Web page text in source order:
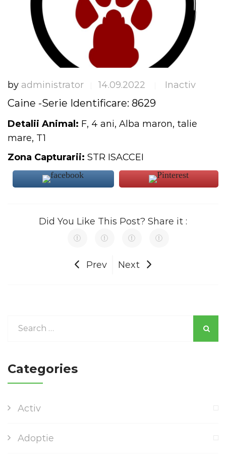
by administrator 14.09.2022 Inactiv
Caine -Serie Identificare: 8629
Detalii Animal: F, 4 ani, Alba maron, talie
mare, T1
Zona Capturarii: STR ISACCEI
Did You Like This Post? Share it :
Prev Next
Categories
Activ
Adoptie